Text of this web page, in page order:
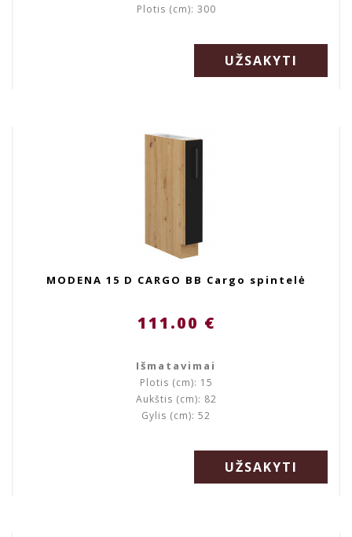
Plotis (cm): 300
UŽSAKYTI
MODENA 15 D CARGO BB Cargo spintelė
111.00 €
Išmatavimai
Plotis (cm): 15
Aukštis (cm): 82
Gylis (cm): 52
UŽSAKYTI